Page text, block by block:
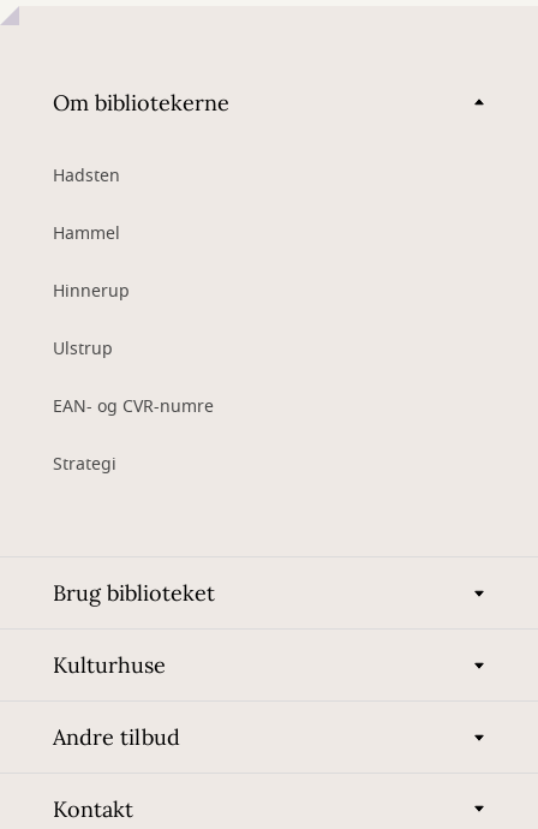
Om bibliotekerne
Hadsten
Hammel
Hinnerup
Ulstrup
EAN- og CVR-numre
Strategi
Brug biblioteket
Kulturhuse
Andre tilbud
Kontakt